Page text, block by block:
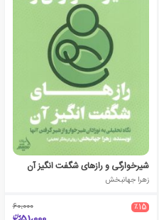
شیرخوارگی و رازهای شگفت انگیز آن
زهرا جهانبخش
٪15 60،000